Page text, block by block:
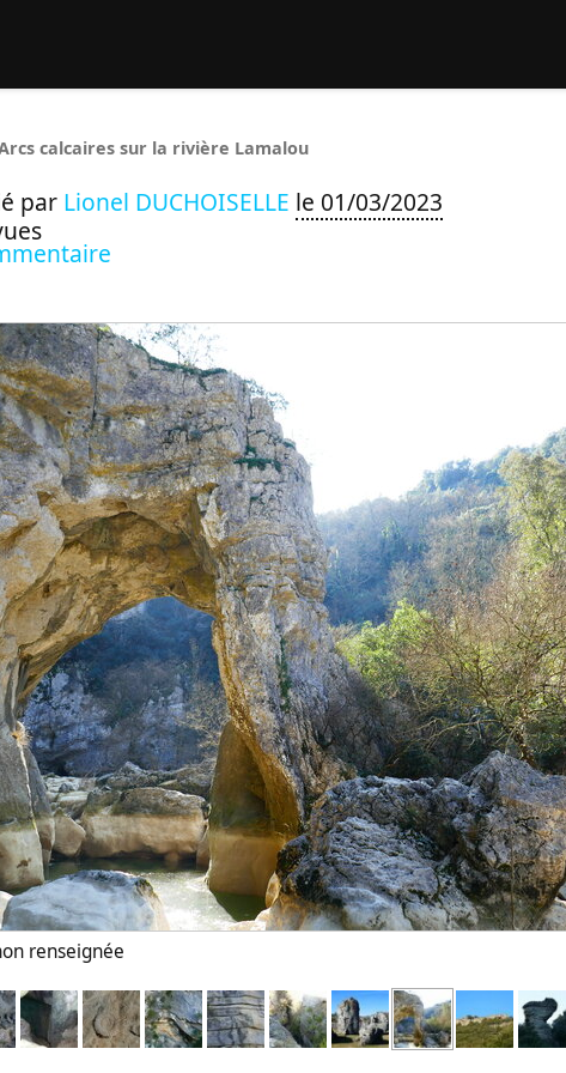
calcaires sur la rivière Lamalou
par Lionel DUCHOISELLE le 01/03/2023
renseignée